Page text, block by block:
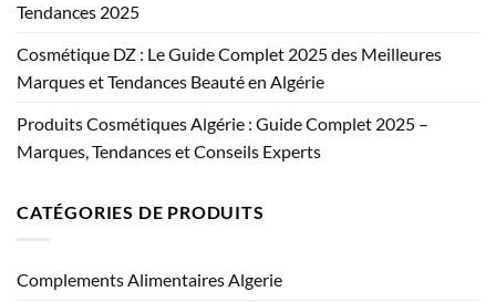
Tendances 2025
Cosmétique DZ : Le Guide Complet 2025 des Meilleures
Marques et Tendances Beauté en Algérie
Produits Cosmétiques Algérie : Guide Complet 2025 –
Marques, Tendances et Conseils Experts
CATÉGORIES DE PRODUITS
Complements Alimentaires Algerie